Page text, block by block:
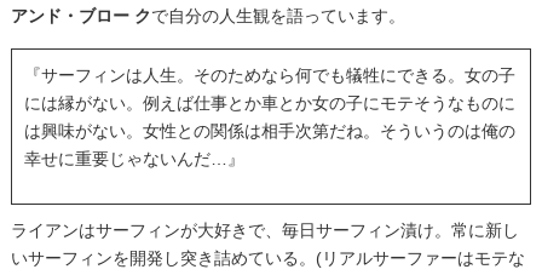
アンド・ブロー クで自分の人生観を語っています。
『サーフィンは人生。そのためなら何でも犠牲にできる。 女の子
には縁がない。例えば仕事とか車とか女の子にモテそうなものに
は興味がない。女性との関係は相手次第だね。そういうのは俺の
幸せに重要じゃないんだ…』
ライアンはサーフィンが大好きで、毎日サーフィン漬け。常に新し
いサーフィンを開発し突き詰めている。(リアルサーファーはモテな